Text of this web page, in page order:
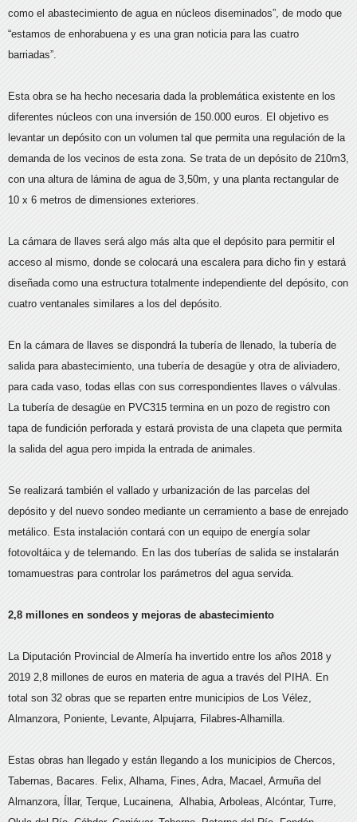
como el abastecimiento de agua en núcleos diseminados”, de modo que
“estamos de enhorabuena y es una gran noticia para las cuatro
barriadas”.
Esta obra se ha hecho necesaria dada la problemática existente en los
diferentes núcleos con una inversión de 150.000 euros. El objetivo es
levantar un depósito con un volumen tal que permita una regulación de la
demanda de los vecinos de esta zona. Se trata de un depósito de 210m3,
con una altura de lámina de agua de 3,50m, y una planta rectangular de
10 x 6 metros de dimensiones exteriores.
La cámara de llaves será algo más alta que el depósito para permitir el
acceso al mismo, donde se colocará una escalera para dicho fin y estará
diseñada como una estructura totalmente independiente del depósito, con
cuatro ventanales similares a los del depósito.
En la cámara de llaves se dispondrá la tubería de llenado, la tubería de
salida para abastecimiento, una tubería de desagüe y otra de aliviadero,
para cada vaso, todas ellas con sus correspondientes llaves o válvulas.
La tubería de desagüe en PVC315 termina en un pozo de registro con
tapa de fundición perforada y estará provista de una clapeta que permita
la salida del agua pero impida la entrada de animales.
Se realizará también el vallado y urbanización de las parcelas del
depósito y del nuevo sondeo mediante un cerramiento a base de enrejado
metálico. Esta instalación contará con un equipo de energía solar
fotovoltáica y de telemando. En las dos tuberías de salida se instalarán
tomamuestras para controlar los parámetros del agua servida.
2,8 millones en sondeos y mejoras de abastecimiento
La Diputación Provincial de Almería ha invertido entre los años 2018 y
2019 2,8 millones de euros en materia de agua a través del PIHA. En
total son 32 obras que se reparten entre municipios de Los Vélez,
Almanzora, Poniente, Levante, Alpujarra, Filabres-Alhamilla.
Estas obras han llegado y están llegando a los municipios de Chercos,
Tabernas, Bacares. Felix, Alhama, Fines, Adra, Macael, Armuña del
Almanzora, Íllar, Terque, Lucainena, Alhabia, Arboleas, Alcóntar, Turre,